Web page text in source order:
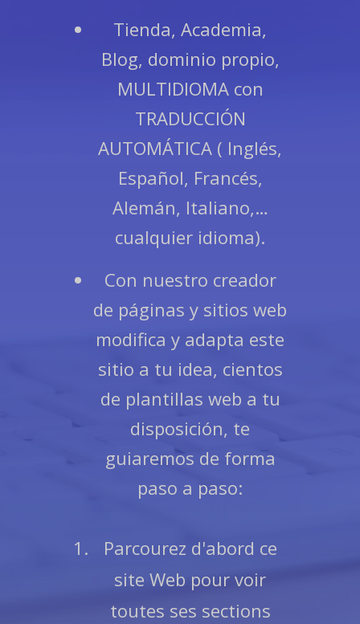
Tienda, Academia,
Blog, dominio propio,
MULTIDIOMA con
TRADUCCIÓN
AUTOMÁTICA ( Inglés,
Español, Francés,
Alemán, Italiano,…
cualquier idioma).
Con nuestro creador
de páginas y sitios web
modifica y adapta este
sitio a tu idea, cientos
de plantillas web a tu
disposición, te
guiaremos de forma
paso a paso:
Parcourez d'abord ce
site Web pour voir
toutes ses sections